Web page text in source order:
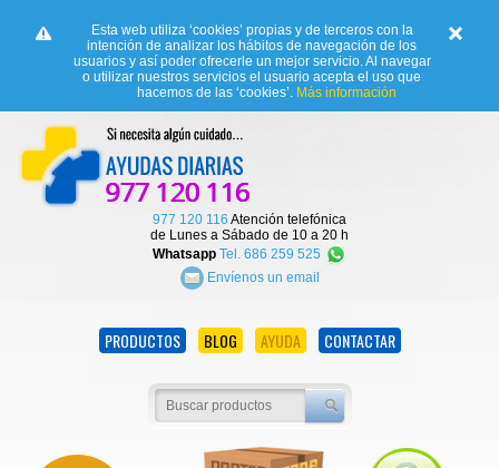
Esta web utiliza ‘cookies’ propias y de terceros con la
intención de analizar los hábitos de navegación de los
usuarios y así poder ofrecerle un mejor servicio. Al navegar
o utilizar nuestros servicios el usuario acepta el uso que
hacemos de las ‘cookies’. Más información
977 120 116 Atención telefónica
de Lunes a Sábado de 10 a 20 h
Whatsapp Tel. 686 259 525
Envíenos un email
PRODUCTOS BLOG AYUDA CONTACTAR